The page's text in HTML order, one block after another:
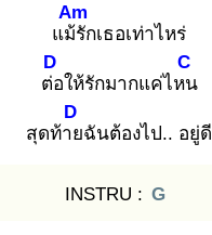
แม้รั
Am
กเธอเท่าไหร่
ต่อ
D
ให้รักมากแค่ไหน
C
สุดท้าย
D
ฉันต้องไป.. อยู่ดี
INSTRU : G